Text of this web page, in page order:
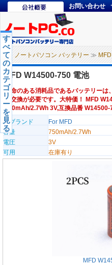
お問い合わせ
ノートパソコン バッテリー ≫ MFD
す
べ
て
の
カ
テ
ゴ
リ
ー
を
見
る
MFD W14500-750 電池
寿命のある消耗品であるバッテリーは
ー交換が必要です。大特価！ MFD
750mAh/2.7Wh 3V,互換品番
のブランド
For MFD
容量
750mAh/2.7Wh
電圧
3V
可用
在庫有り
MFD